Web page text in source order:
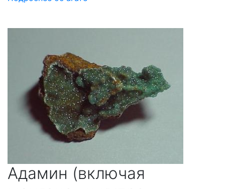
Адамин (включая